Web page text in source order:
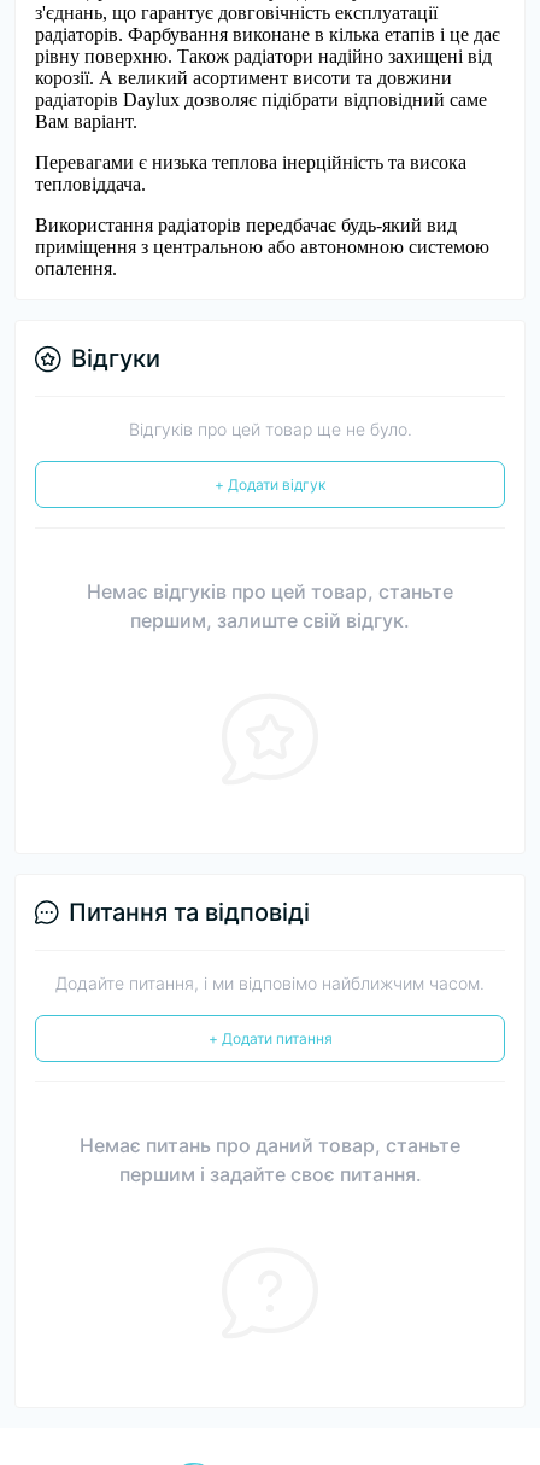
з'єднань, що гарантує довговічність експлуатації
радіаторів. Фарбування виконане в кілька етапів і це дає
рівну поверхню. Також радіатори надійно захищені від
корозії. А великий асортимент висоти та довжини
радіаторів Daylux дозволяє підібрати відповідний саме
Вам варіант.
Перевагами є низька теплова інерційність та висока
тепловіддача.
Використання радіаторів передбачає будь-який вид
приміщення з центральною або автономною системою
опалення.
Відгуки
Відгуків про цей товар ще не було.
+ Додати відгук
Немає відгуків про цей товар, станьте
першим, залиште свій відгук.
Питання та відповіді
Додайте питання, і ми відповімо найближчим часом.
+ Додати питання
Немає питань про даний товар, станьте
першим і задайте своє питання.